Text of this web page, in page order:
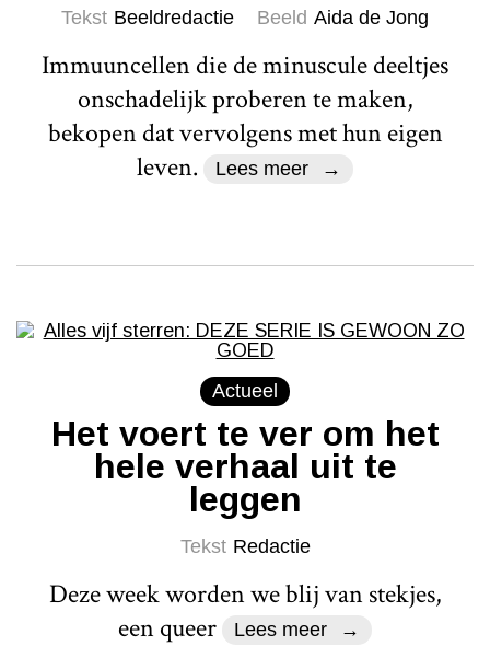
Tekst Beeldredactie Beeld Aida de Jong
Immuuncellen die de minuscule deeltjes
onschadelijk proberen te maken,
bekopen dat vervolgens met hun eigen
leven.
Lees meer
Actueel
Het voert te ver om het
hele verhaal uit te
leggen
Tekst Redactie
Deze week worden we blij van stekjes,
een queer
Lees meer